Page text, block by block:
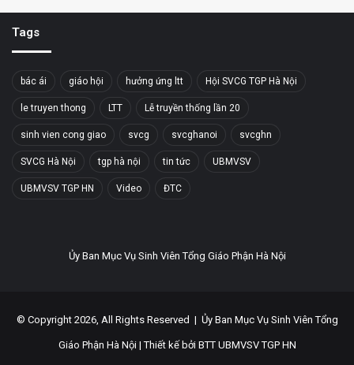
Tags
bác ái giáo hội hưởng ứng ltt Hội SVCG TGP Hà Nội
le truyen thong LTT Lễ truyền thống lần 20
sinh vien cong giao svcg svcghanoi svcghn
SVCG Hà Nội tgp hà nội tin tức UBMVSV
UBMVSV TGP HN Video ĐTC
Ủy Ban Mục Vụ Sinh Viên Tổng Giáo Phận Hà Nội
© Copyright 2026, All Rights Reserved | Ủy Ban Mục Vụ Sinh Viên Tổng
Giáo Phận Hà Nội| Thiết kế bởi BTT UBMVSV TGP HN